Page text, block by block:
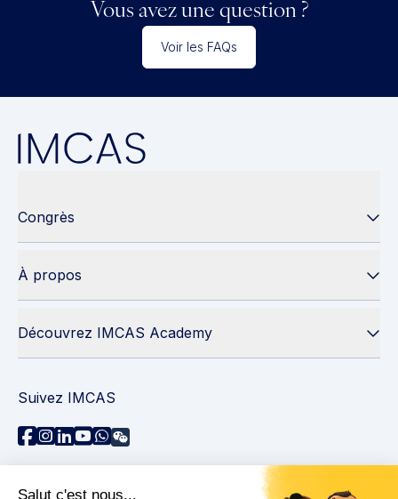
Vous avez une question ?
Voir les FAQs
Congrès
À propos
Découvrez IMCAS Academy
Suivez IMCAS
Besoin d'aide ?